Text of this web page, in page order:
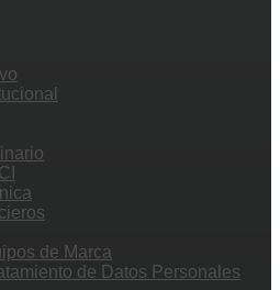
de Marca
de Datos Personales